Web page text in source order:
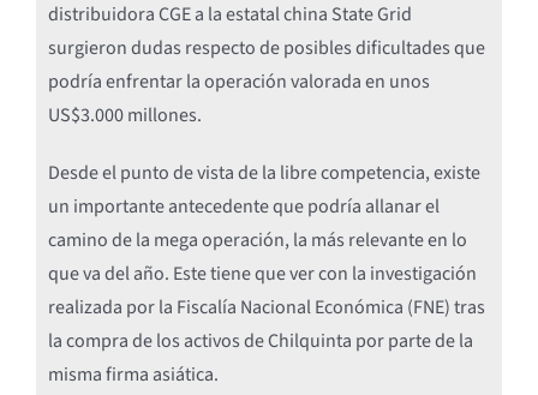
distribuidora CGE a la estatal china State Grid
surgieron dudas respecto de posibles dificultades que
podría enfrentar la operación valorada en unos
US$3.000 millones.
Desde el punto de vista de la libre competencia, existe
un importante antecedente que podría allanar el
camino de la mega operación, la más relevante en lo
que va del año. Este tiene que ver con la investigación
realizada por la Fiscalía Nacional Económica (FNE) tras
la compra de los activos de Chilquinta por parte de la
misma firma asiática.